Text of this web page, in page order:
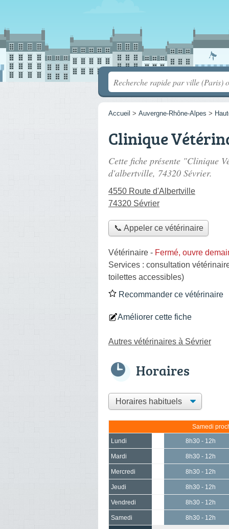
Accueil > Auvergne-Rhône-Alpes >
Clinique
Cette fiche présente "Clinique
d'albertville, 74320 Sévrier.
4550 Route d'Albertville
74320 Sévrier
📞 Appeler ce vétérinaire
Vétérinaire - Fermé, ouvre
Services : consultation
toilettes accessibles)
Recommander ce vétérinaire
Améliorer cette fiche
Autres vétérinaires à Sévrier
Horaires
Samedi
Lundi 8h30 - 12h
Mardi 8h30 - 12h
Mercredi 8h30 - 12h
Jeudi 8h30 - 12h
Vendredi 8h30 - 12h
Samedi 8h30 - 12h